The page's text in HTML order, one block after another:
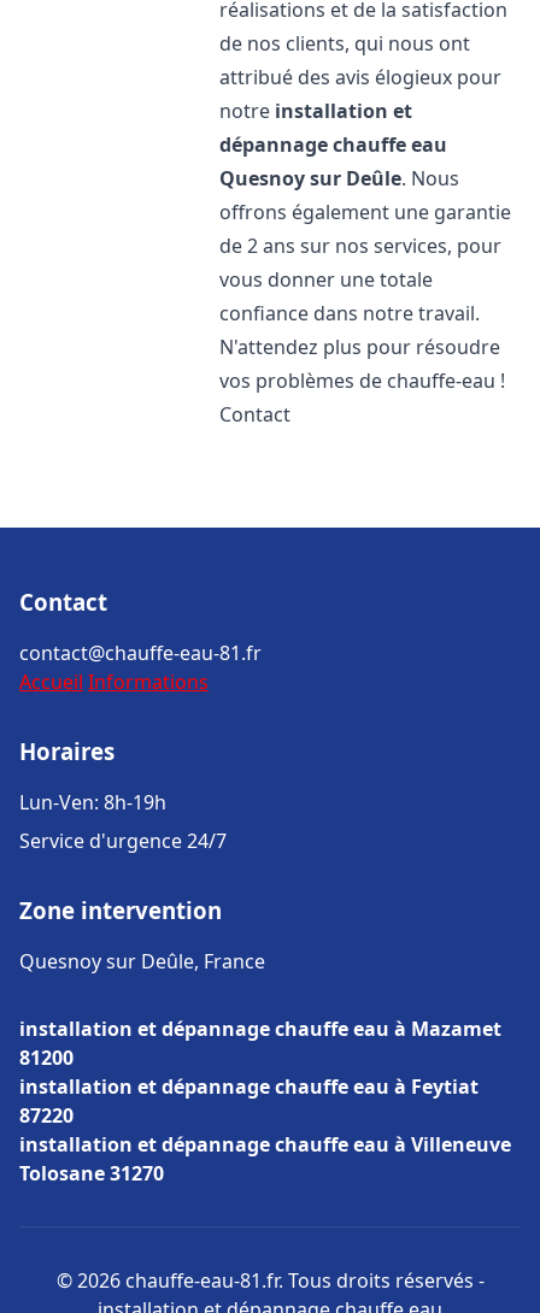
réalisations et de la satisfaction
de nos clients, qui nous ont
attribué des avis élogieux pour
notre installation et
dépannage chauffe eau
Quesnoy sur Deûle. Nous
offrons également une garantie
de 2 ans sur nos services, pour
vous donner une totale
confiance dans notre travail.
N'attendez plus pour résoudre
vos problèmes de chauffe-eau !
Contact
Contact
contact@chauffe-eau-81.fr
Accueil Informations
Horaires
Lun-Ven: 8h-19h
Service d'urgence 24/7
Zone intervention
Quesnoy sur Deûle, France
installation et dépannage chauffe eau à Mazamet
81200
installation et dépannage chauffe eau à Feytiat
87220
installation et dépannage chauffe eau à Villeneuve
Tolosane 31270
© 2026 chauffe-eau-81.fr. Tous droits réservés -